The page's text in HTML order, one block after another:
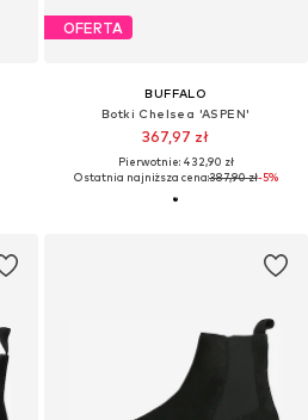
OFERTA
BUFFALO
Botki Chelsea 'ASPEN'
367,97 zł
Pierwotnie: 432,90 zł
Ostatnia najniższa cena:387,90 zł-5%